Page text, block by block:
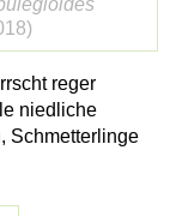
reger
niedliche
Schmetterlinge